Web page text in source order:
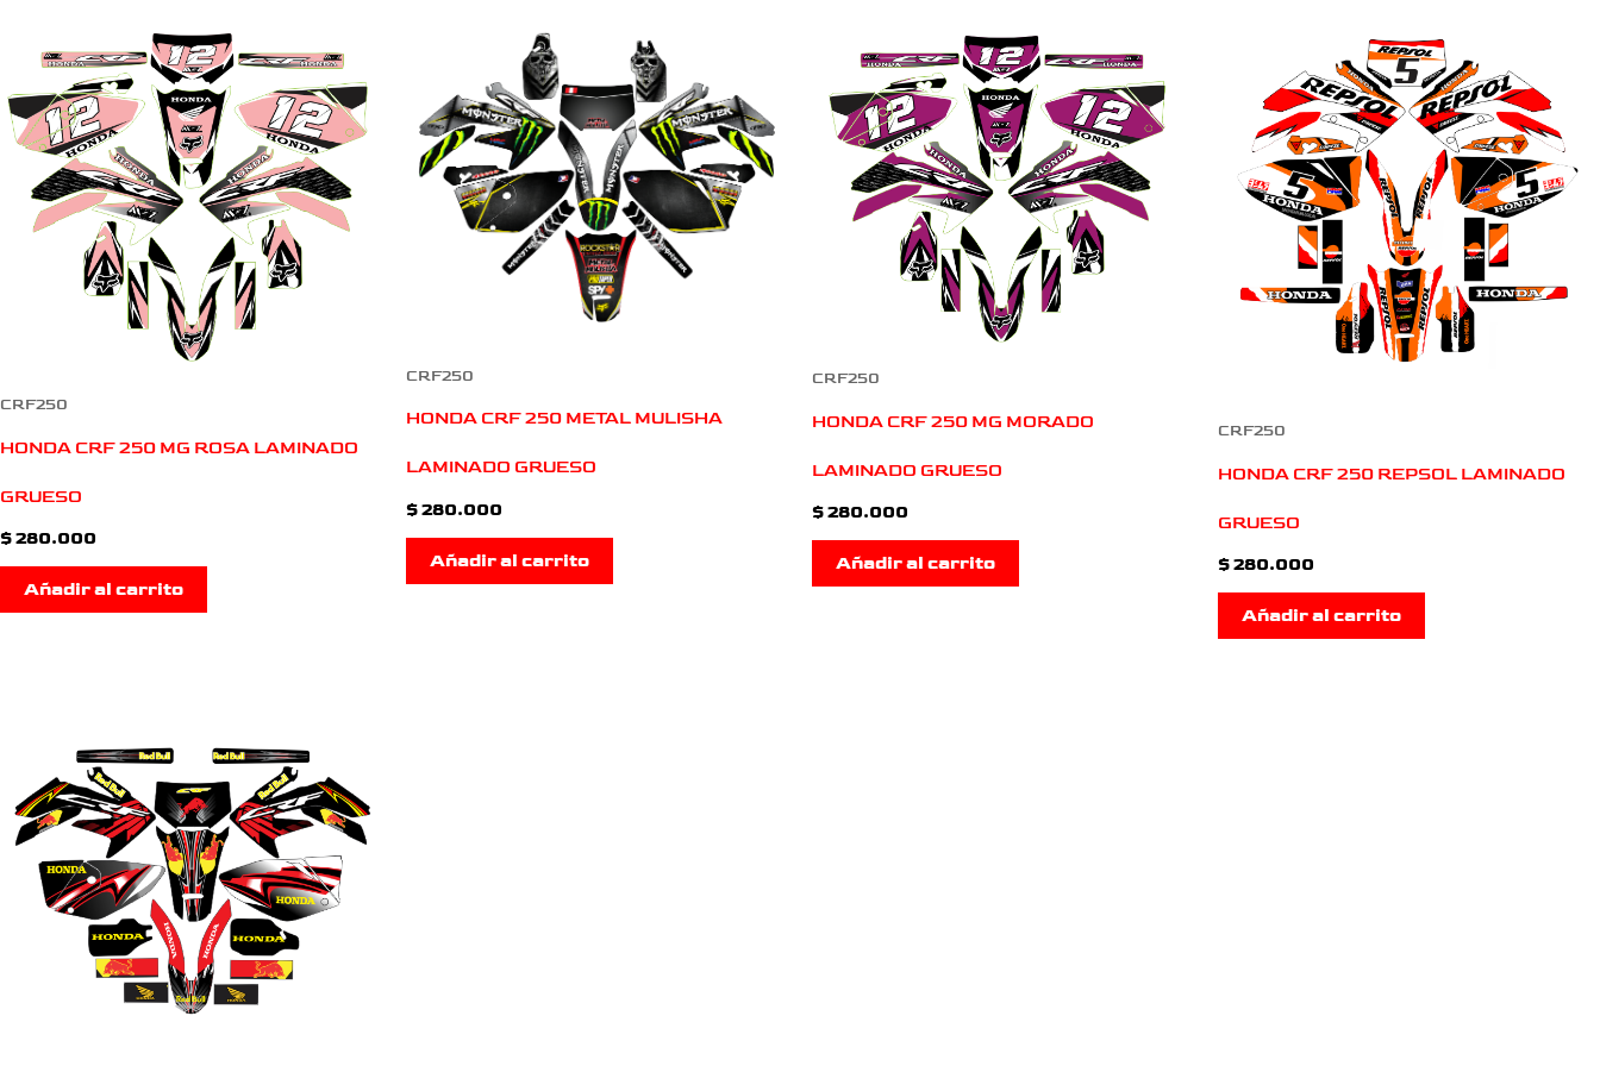
CRF250
HONDA CRF 250 MG ROSA LAMINADO
GRUESO
$280.000
Añadir al carrito
CRF250
HONDA CRF 250 METAL MULISHA
LAMINADO GRUESO
$280.000
Añadir al carrito
CRF250
HONDA CRF 250 MG MORADO
LAMINADO GRUESO
$280.000
Añadir al carrito
CRF250
HONDA CRF 250 REPSOL LAMINADO
GRUESO
$280.000
Añadir al carrito